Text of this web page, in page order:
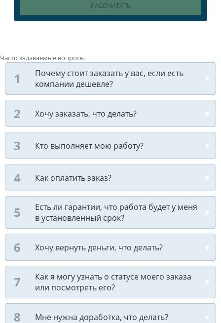
Часто задаваемые вопросы
Почему стоит заказать у вас, если есть
компании дешевле?
Хочу заказать, что делать?
Кто выполняет мою работу?
Как оплатить заказ?
Есть ли гарантии, что работа будет у меня
в установленный срок?
Хочу вернуть деньги, что делать?
Как я могу узнать о статусе моего заказа
или посмотреть его?
Мне нужна доработка, что делать?